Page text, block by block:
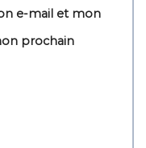
e-mail et mon
prochain